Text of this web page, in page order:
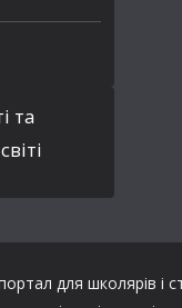
та
для школярів і